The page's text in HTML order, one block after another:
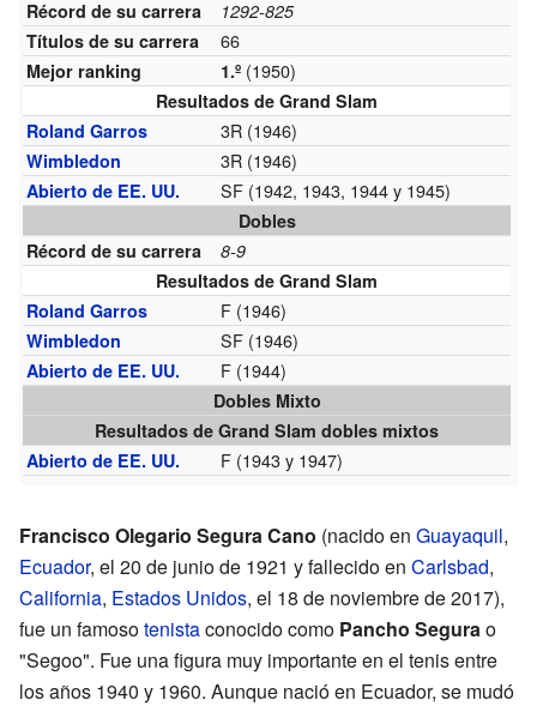
Récord de su carrera
1292-825
Títulos de su carrera
66
Mejor ranking 1.º (1950)
Resultados de Grand Slam
Roland Garros
3R (1946)
Wimbledon 3R (1946)
Abierto de EE. UU. SF (1942, 1943, 1944 y 1945)
Dobles
Récord de su carrera
8-9
Resultados de Grand Slam
Roland Garros
F (1946)
Wimbledon SF (1946)
Abierto de EE. UU. F (1944)
Dobles Mixto
Resultados de Grand Slam dobles mixtos
Abierto de EE. UU.
F (1943 y 1947)
Francisco Olegario Segura Cano (nacido en Guayaquil,
Ecuador, el 20 de junio de 1921 y fallecido en Carlsbad,
California, Estados Unidos, el 18 de noviembre de 2017),
fue un famosotenistaconocido como Pancho Segurao
"Segoo". Fue una figura muy importante en el tenis entre
los años 1940 y 1960. Aunque nació en Ecuador, se mudó